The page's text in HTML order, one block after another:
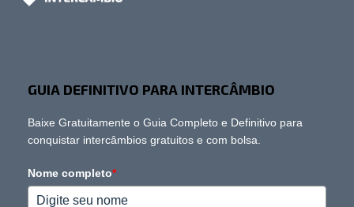
GUIA DEFINITIVO PARA INTERCÂMBIO
Baixe Gratuitamente o Guia Completo e Definitivo para
conquistar intercâmbios gratuitos e com bolsa.
Nome completo*